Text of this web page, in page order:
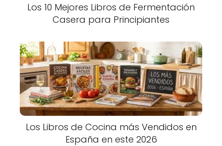
Los 10 Mejores Libros de Fermentación
Casera para Principiantes
Los Libros de Cocina más Vendidos en
España en este 2026